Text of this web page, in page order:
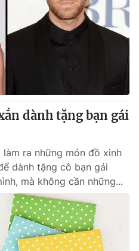
dành tặng bạn gái
ra những món đồ xinh
dành tặng cô bạn gái
mà không cần những...